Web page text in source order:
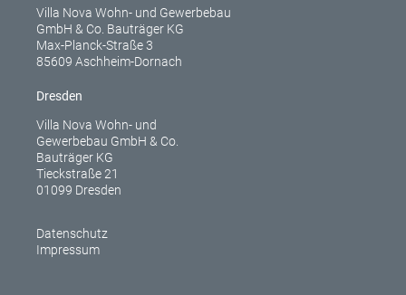
Villa Nova Wohn- und Gewerbebau
GmbH & Co. Bauträger KG
Max-Planck-Straße 3
85609 Aschheim-Dornach
Dresden
Villa Nova Wohn- und
Gewerbebau GmbH & Co.
Bauträger KG
Tieckstraße 21
01099 Dresden
Datenschutz
Impressum